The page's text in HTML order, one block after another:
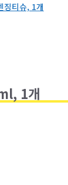
티슈, 1개
1개